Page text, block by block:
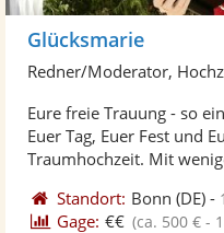
Glücksmarie
Redner/Moderator,
Eure freie Trauung - so
Euer Tag, Euer Fest und
Traumhochzeit. Mit
Standort: Bonn (DE) -
Gage: €€ (ca. 500 € -